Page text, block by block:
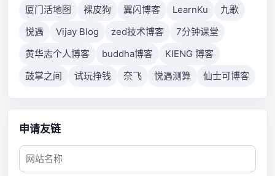
厦门活地图
裸皮狗 翼闪博客 LearnKu
九歌
悦遇
Vijay Blog zed技术博客
7分钟课堂
黄华志个人博客
buddha博客
KIENG 博客
鼓掌之间
试玩挣钱 奈飞 悦遇测算 仙士可博客
申请友链